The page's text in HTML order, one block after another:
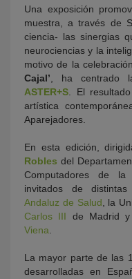
Una exposición
muestra, a través de
ciencia- las sinergias
neurociencias y la
motivo de la
Cajal’, ha centrado
ASTER+S. El
artística
Aparejadores.
En esta edición,
Robles del
Computadores de la
invitados de
Andaluz de Salud, la
Carlos III de Madrid
Viena.
La mayor parte de las
desarrolladas en